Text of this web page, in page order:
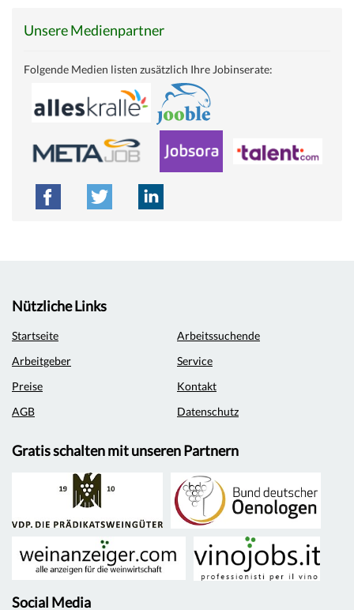
Unsere Medienpartner
Folgende Medien listen zusätzlich Ihre Jobinserate:
Nützliche Links
Startseite
Arbeitssuchende
Arbeitgeber
Service
Preise
Kontakt
AGB
Datenschutz
Gratis schalten mit unseren Partnern
Social Media